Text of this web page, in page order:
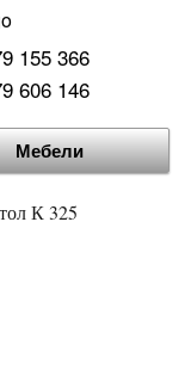
155 366
606 146
Мебели
К 325